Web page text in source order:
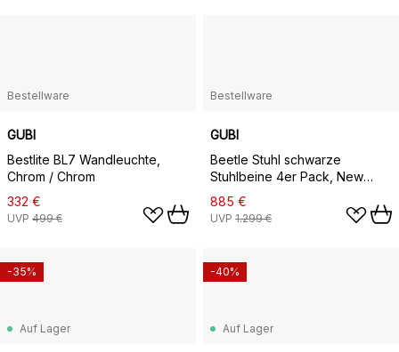
Bestellware
GUBI
Bestlite BL7 Wandleuchte,
Chrom / Chrom
332 €
UVP 499 €
Bestellware
GUBI
Beetle Stuhl schwarze
Stuhlbeine 4er Pack, New
Beige
885 €
UVP 1.299 €
Auf Lager
-35%
Auf Lager
-40%